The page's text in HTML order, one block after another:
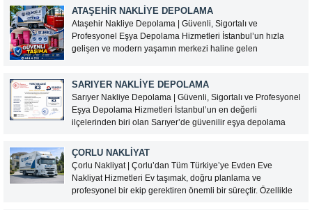
Yakası’nda önemli ulaşım noktalarından biri olan Bostancı,
ev ve iş yeri taşımacılığı ile eşya depolama hizmetlerine
yoğun talep gören bölgeler arasında yer almaktadır.
Marmaray, metro ve ana...
ATAŞEHIR NAKLIYE DEPOLAMA
Ataşehir Nakliye Depolama | Güvenli, Sigortalı ve
Profesyonel Eşya Depolama Hizmetleri İstanbul’un hızla
gelişen ve modern yaşamın merkezi haline gelen
Taşımacılık olarak, ev ve ofis eşyalarınızı güvenli...
SARIYER NAKLIYE DEPOLAMA
Sarıyer Nakliye Depolama | Güvenli, Sigortalı ve Profesyonel
Eşya Depolama Hizmetleri İstanbul’un en değerli
ilçelerinden biri olan Sarıyer’de güvenilir eşya depolama
çözümleriyle yanınızdadır. Ev eşyalarınızı, ofis
malzemelerinizi veya değerli eşyalarınızı modern depolama
alanlarımızda güvenle muhafaza...
ÇORLU NAKLIYAT
Çorlu Nakliyat | Çorlu’dan Tüm Türkiye’ye Evden Eve
Nakliyat Hizmetleri Ev taşımak, doğru planlama ve
profesyonel bir ekip gerektiren önemli bir süreçtir. Özellikle